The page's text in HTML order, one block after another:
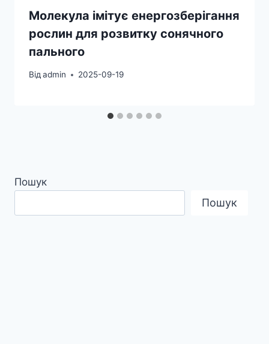
Молекула імітує енергозберігання
рослин для розвитку сонячного
пального
Відadmin 2025-09-19
Пошук
Пошук